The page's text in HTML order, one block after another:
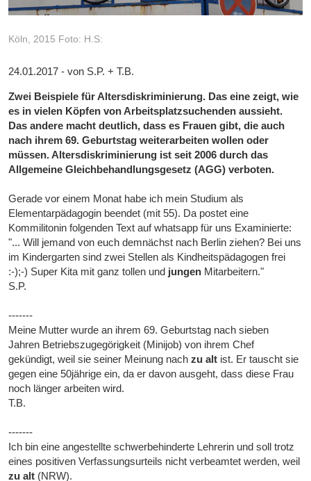
Köln, 2015 Foto: H.S:
24.01.2017 - von S.P. + T.B.
Zwei Beispiele für Altersdiskriminierung. Das eine zeigt, wie
es in vielen Köpfen von Arbeitsplatzsuchenden aussieht.
Das andere macht deutlich, dass es Frauen gibt, die auch
nach ihrem 69. Geburtstag weiterarbeiten wollen oder
müssen. Altersdiskriminierung ist seit 2006 durch das
Allgemeine Gleichbehandlungsgesetz (AGG) verboten.
Gerade vor einem Monat habe ich mein Studium als
Elementarpädagogin beendet (mit 55). Da postet eine
Kommilitonin folgenden Text auf whatsapp für uns Examinierte:
"... Will jemand von euch demnächst nach Berlin ziehen? Bei uns
im Kindergarten sind zwei Stellen als Kindheitspädagogen frei
:-);-) Super Kita mit ganz tollen und jungen Mitarbeitern."
S.P.
-------
Meine Mutter wurde an ihrem 69. Geburtstag nach sieben
Jahren Betriebszugegörigkeit (Minijob) von ihrem Chef
gekündigt, weil sie seiner Meinung nachzu alt ist. Er tauscht sie
gegen eine 50jährige ein, da er davon ausgeht, dass diese Frau
noch länger arbeiten wird.
T.B.
-------
Ich bin eine angestellte schwerbehinderte Lehrerin und soll trotz
eines positiven Verfassungsurteils nicht verbeamtet werden, weil
zu alt (NRW).